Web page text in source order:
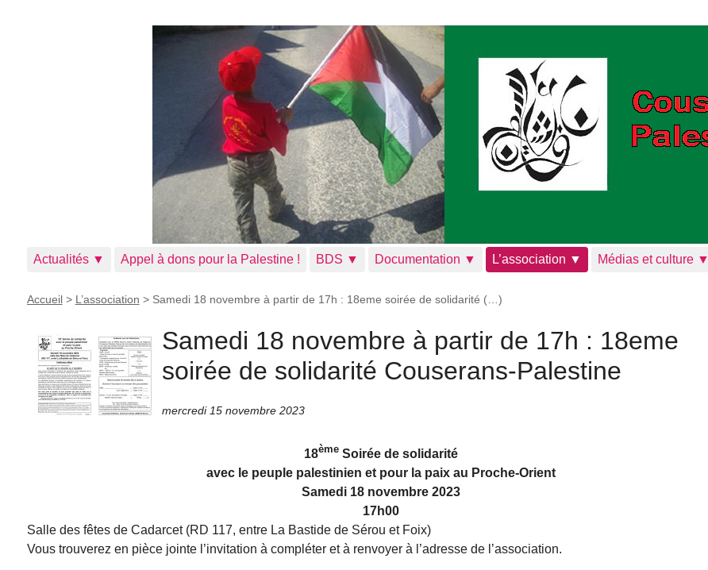
Actualités ▼ Appel à dons pour la Palestine ! BDS ▼ Documentation ▼ L’association ▼ Médias et culture ▼
Accueil> L’association > Samedi 18 novembre à partir de 17h : 18eme soirée de solidarité (…)
Samedi 18 novembre à partir de 17h : 18eme
soirée de solidarité Couserans-Palestine
mercredi 15 novembre 2023
18ème Soirée de solidarité
avec le peuple palestinien et pour la paix au Proche-Orient
Samedi 18 novembre 2023
17h00
Salle des fêtes de Cadarcet (RD 117, entre La Bastide de Sérou et Foix)
Vous trouverez en pièce jointe l’invitation à compléter et à renvoyer à l’adresse de l’association.